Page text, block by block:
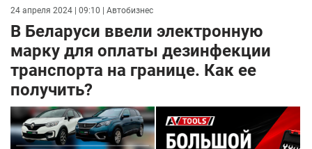
24 апреля 2024 | 09:10 | Автобизнес
В Беларуси ввели электронную
марку для оплаты дезинфекции
транспорта на границе. Как ее
получить?